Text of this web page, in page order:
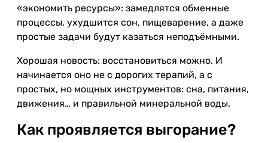
«экономить ресурсы»: замедлятся обменные
процессы, ухудшится сон, пищеварение, а даже
простые задачи будут казаться неподъёмными.
Хорошая новость: восстановиться можно. И
начинается оно не с дорогих терапий, а с
простых, но мощных инструментов: сна, питания,
движения… и правильной минеральной воды.
Как проявляется выгорание?